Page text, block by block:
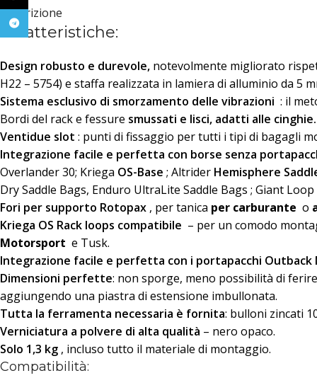
Descrizione
Caratteristiche:
Design robusto e durevole, notevolmente migliorato
H22 – 5754) e staffa realizzata in lamiera di alluminio da 5
Sistema esclusivo di smorzamento delle vibrazioni : il
Bordi del rack e fessure smussati e lisci, adatti alle cinghie.
Ventidue slot : punti di fissaggio per tutti i tipi di bagagli
Integrazione facile e perfetta con borse senza
Overlander 30; Kriega OS-Base ; Altrider Hemisphere
Dry Saddle Bags, Enduro UltraLite Saddle Bags ; Giant Loop
Fori per supporto Rotopax , per tanica per carburante o
Kriega OS Rack loops compatibile – per un comodo
Motorsport e Tusk.
Integrazione facile e perfetta con i portapacchi
Dimensioni perfette: non sporge, meno possibilità di
aggiungendo una piastra di estensione imbullonata.
Tutta la ferramenta necessaria è fornita: bulloni zincati
Verniciatura a polvere di alta qualità – nero opaco.
Solo 1,3 kg , incluso tutto il materiale di montaggio.
Compatibilità:
Telegram